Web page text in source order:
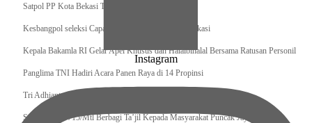
Satpol PP Kota Bekasi Tertibkan PPKS
Kesbangpol seleksi Capaska 736 Siswa/i se-Kota Bekasi
Kepala Bakamla RI Gelar Apel Khusus dan Halalbihalal Bersama Ratusan Personil
Panglima TNI Hadiri Acara Panen Raya di 14 Propinsi
Tri Adhianto : Kota Bekasi Bisa Mempertahankan Keharmonisasian
Satgas Yonif 715/Mtl Berbagi Ta’jil Kepada Masyarakat Puncak Jaya
Instagram